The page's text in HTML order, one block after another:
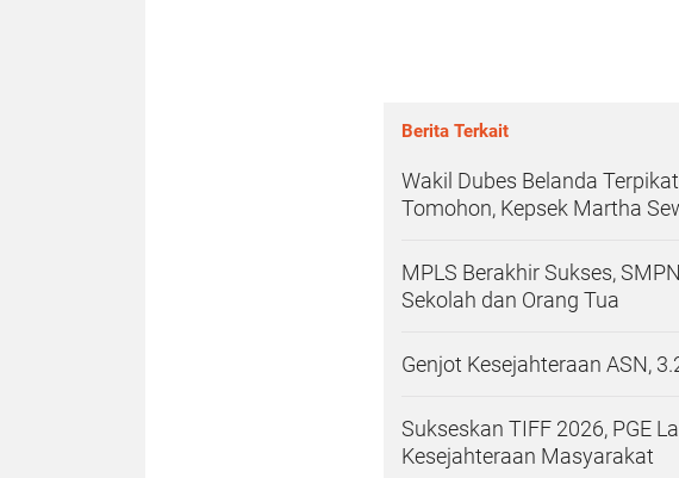
Berita Terkait
Wakil Dubes Belanda
Tomohon, Kepsek Martha
MPLS Berakhir Sukses,
Sekolah dan Orang Tua
Genjot Kesejahteraan ASN,
Sukseskan TIFF 2026, PGE
Kesejahteraan Masyarakat